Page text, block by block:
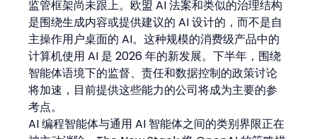
监管框架尚未跟上。欧盟 AI 法案和类似的治理结构
是围绕生成内容或提供建议的 AI 设计的，而不是自
主操作用户桌面的 AI。这种规模的消费级产品中的
计算机使用 AI 是 2026 年的新发展。下半年，围绕
智能体语境下的监督、责任和数据控制的政策讨论
将加速，目前提供这些能力的公司将成为主要的参
考点。
AI 编程智能体与通用 AI 智能体之间的类别界限正在